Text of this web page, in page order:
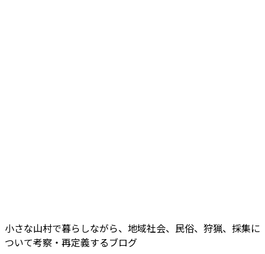
小さな山村で暮らしながら、地域社会、民俗、狩猟、採集に
ついて考察・再定義するブログ